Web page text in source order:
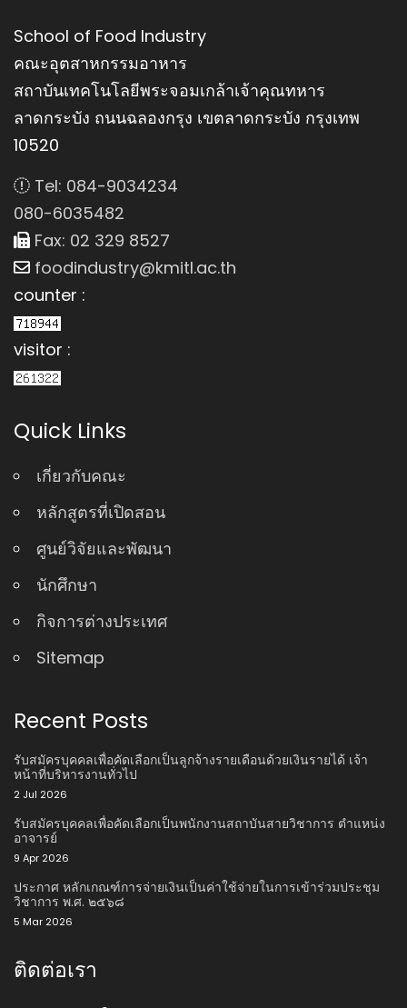
School of Food Industry
คณะอุตสาหกรรมอาหาร
สถาบันเทคโนโลยีพระจอมเกล้าเจ้าคุณทหาร
ลาดกระบัง ถนนฉลองกรุง เขตลาดกระบัง กรุงเทพ
10520
Tel: 084-9034234
080-6035482
Fax: 02 329 8527
foodindustry@kmitl.ac.th
counter :
visitor :
Quick Links
เกี่ยวกับคณะ
หลักสูตรที่เปิดสอน
ศูนย์วิจัยและพัฒนา
นักศึกษา
กิจการต่างประเทศ
Sitemap
Recent Posts
รับสมัครบุคคลเพื่อคัดเลือกเป็นลูกจ้างรายเดือนด้วยเงินรายได้ เจ้า
หน้าที่บริหารงานทั่วไป
2 Jul 2026
รับสมัครบุคคลเพื่อคัดเลือกเป็นพนักงานสถาบันสายวิชาการ ตําแหน่ง
อาจารย์
9 Apr 2026
ประกาศ หลักเกณฑ์การจ่ายเงินเป็นค่าใช้จ่ายในการเข้าร่วมประชุม
วิชาการ พ.ศ. ๒๕๖๘
5 Mar 2026
ติดต่อเรา